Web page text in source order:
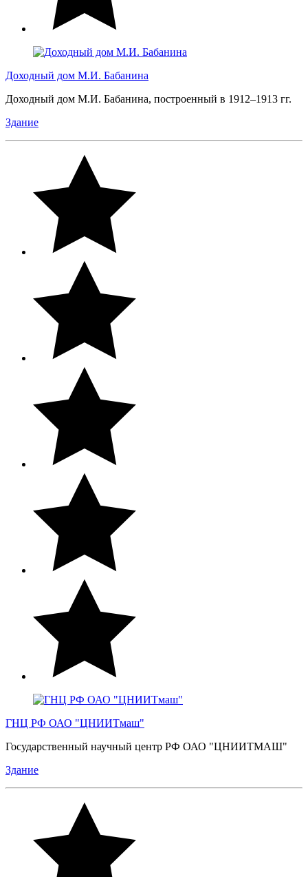
Доходный дом М.И. Бабанина
Доходный дом М.И. Бабанина, построенный в 1912–1913 гг.
Здание
ГНЦ РФ ОАО "ЦНИИТмаш"
Государственный научный центр РФ ОАО "ЦНИИТМАШ"
Здание